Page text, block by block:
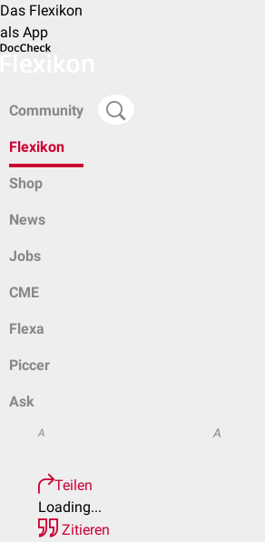
Das Flexikon
als App
Community
Flexikon
Shop
News
Jobs
CME
Flexa
Piccer
Ask
A A
Teilen
Loading...
Zitieren